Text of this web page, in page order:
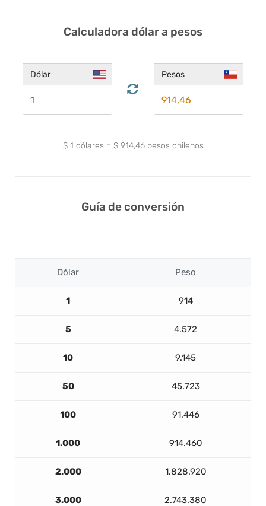
Calculadora dólar a pesos
Dólar Pesos
$ 1 dólares = $ 914,46pesos chilenos
Guía de conversión
Dólar Peso
1 914
5 4.572
10 9.145
50 45.723
100 91.446
1.000 914.460
2.000 1.828.920
3.000 2.743.380